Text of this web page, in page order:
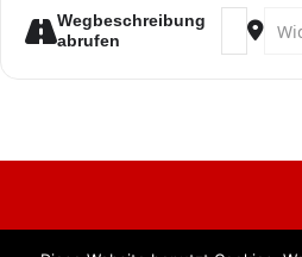
Wegbeschreibung
abrufen
Address